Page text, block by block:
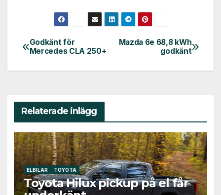
InläggsnavigeringMazda 6e 68,8 kWh
godkänt
Godkänt för
Mercedes CLA 250+
Relaterade inlägg
ELBILAR TOYOTA
Toyota Hilux pickup på el får